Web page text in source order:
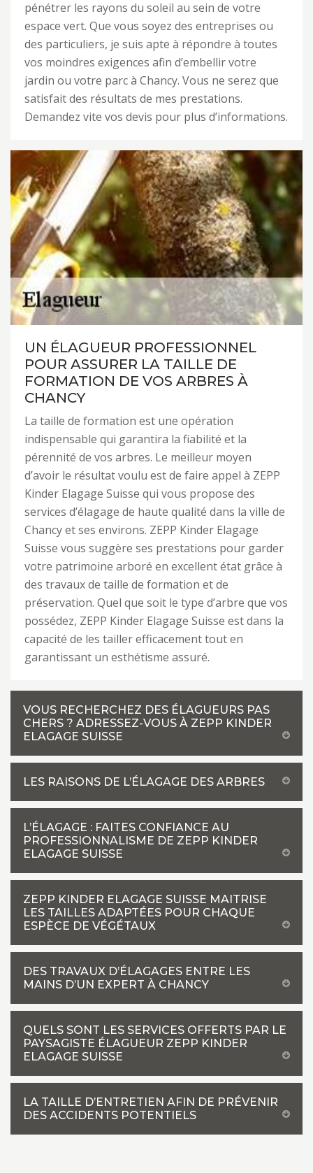
pénétrer les rayons du soleil au sein de votre
espace vert. Que vous soyez des entreprises ou
des particuliers, je suis apte à répondre à toutes
vos moindres exigences afin d’embellir votre
jardin ou votre parc à Chancy. Vous ne serez que
satisfait des résultats de mes prestations.
Demandez vite vos devis pour plus d’informations.
UN ÉLAGUEUR PROFESSIONNEL
POUR ASSURER LA TAILLE DE
FORMATION DE VOS ARBRES À
CHANCY
La taille de formation est une opération
indispensable qui garantira la fiabilité et la
pérennité de vos arbres. Le meilleur moyen
d’avoir le résultat voulu est de faire appel à ZEPP
Kinder Elagage Suisse qui vous propose des
services d’élagage de haute qualité dans la ville de
Chancy et ses environs. ZEPP Kinder Elagage
Suisse vous suggère ses prestations pour garder
votre patrimoine arboré en excellent état grâce à
des travaux de taille de formation et de
préservation. Quel que soit le type d’arbre que vos
possédez, ZEPP Kinder Elagage Suisse est dans la
capacité de les tailler efficacement tout en
garantissant un esthétisme assuré.
VOUS RECHERCHEZ DES ÉLAGUEURS PAS
CHERS ? ADRESSEZ-VOUS À ZEPP KINDER
ELAGAGE SUISSE
LES RAISONS DE L’ÉLAGAGE DES ARBRES
L’ÉLAGAGE : FAITES CONFIANCE AU
PROFESSIONNALISME DE ZEPP KINDER
ELAGAGE SUISSE
ZEPP KINDER ELAGAGE SUISSE MAITRISE
LES TAILLES ADAPTÉES POUR CHAQUE
ESPÈCE DE VÉGÉTAUX
DES TRAVAUX D’ÉLAGAGES ENTRE LES
MAINS D’UN EXPERT À CHANCY
QUELS SONT LES SERVICES OFFERTS PAR LE
PAYSAGISTE ÉLAGUEUR ZEPP KINDER
ELAGAGE SUISSE
LA TAILLE D’ENTRETIEN AFIN DE PRÉVENIR
DES ACCIDENTS POTENTIELS